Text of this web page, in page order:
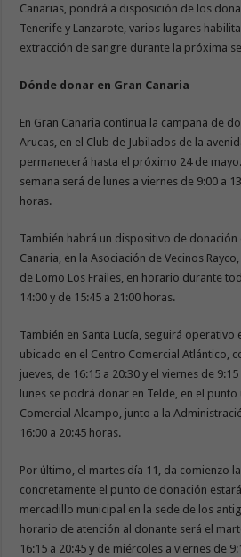
Canarias, pondrá a disposición de los
Tenerife y Lanzarote, varios lugares
extracción de sangre durante la próxima
Dónde donar en Gran Canaria
En Gran Canaria continua la campaña de
Arucas, en el Club de Jubilados de la
permanecerá hasta el próximo 24 de
semana será de lunes a viernes de 9:00 a
horas.
También habrá un dispositivo de donación
Canaria, en la Asociación de Vecinos
de Lomo Los Frailes, en horario durante
14:00 y de 15:45 a 21:00 horas.
También en Santa Lucía, seguirá
ubicado en el Centro Comercial Atlántico,
jueves, de 16:15 a 20:30 y el viernes de
lunes se podrá donar en Telde, en el
Comercial Alcampo, junto a la
16:00 a 20:45 horas.
Por último, el martes día 11, da comienzo
concretamente el punto de donación
mercadillo municipal en la sede de los
horario de atención al donante será el
16:15 a 20:45 y de miércoles a viernes de